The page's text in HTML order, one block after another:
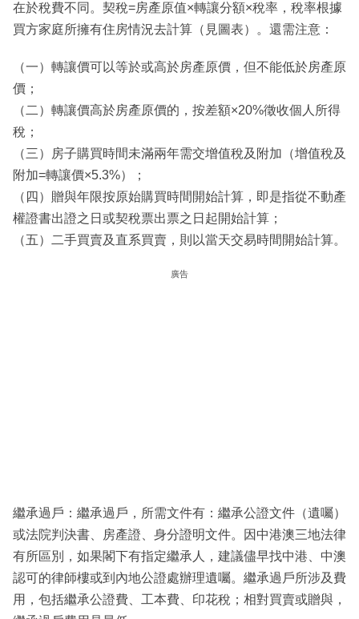
在於稅費不同。契稅=房產原值×轉讓分額×稅率，稅率根據
買方家庭所擁有住房情況去計算（見圖表）。還需注意：
（一）轉讓價可以等於或高於房產原價，但不能低於房產原
價；
（二）轉讓價高於房產原價的，按差額×20%徵收個人所得
稅；
（三）房子購買時間未滿兩年需交增值稅及附加（增值稅及
附加=轉讓價×5.3%）；
（四）贈與年限按原始購買時間開始計算，即是指從不動產
權證書出證之日或契稅票出票之日起開始計算；
（五）二手買賣及直系買賣，則以當天交易時間開始計算。
廣告
繼承過戶：繼承過戶，所需文件有：繼承公證文件（遺囑）
或法院判決書、房產證、身分證明文件。因中港澳三地法律
有所區別，如果閣下有指定繼承人，建議儘早找中港、中澳
認可的律師樓或到內地公證處辦理遺囑。繼承過戶所涉及費
用，包括繼承公證費、工本費、印花稅；相對買賣或贈與，